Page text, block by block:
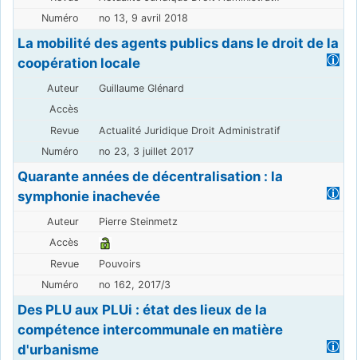
no 13, 9 avril 2018
La mobilité des agents publics dans le droit de la
coopération locale
Guillaume Glénard
Actualité Juridique Droit Administratif
no 23, 3 juillet 2017
Quarante années de décentralisation : la
symphonie inachevée
Pierre Steinmetz
Pouvoirs
no 162, 2017/3
Des PLU aux PLUi : état des lieux de la
compétence intercommunale en matière
d'urbanisme